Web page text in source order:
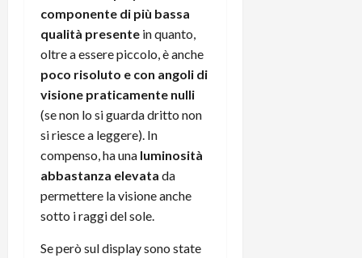
componente di più bassa
qualità presente in quanto,
oltre a essere piccolo, è anche
poco risoluto e con angoli di
visione praticamente nulli
(se non lo si guarda dritto non
si riesce a leggere). In
compenso, ha una luminosità
abbastanza elevata da
permettere la visione anche
sotto i raggi del sole.
Se però sul display sono state